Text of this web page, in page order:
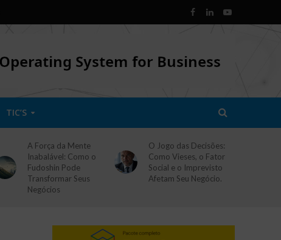
TIC’S
A Força da Mente
Inabalável: Como o
Fudoshin Pode
Transformar Seus
Negócios
O Jogo das Decisões:
Como Vieses, o Fator
Social e o Imprevisto
Afetam Seu Negócio.